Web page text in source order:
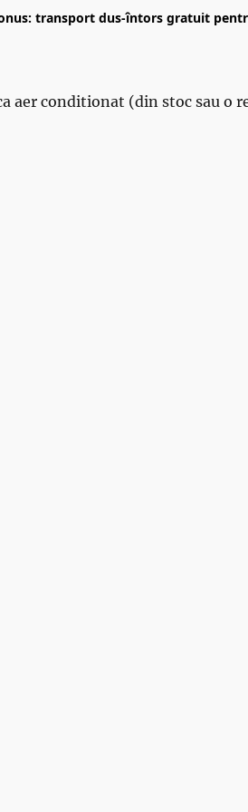
transport dus-întors gratuit
aer conditionat (din stoc sau o